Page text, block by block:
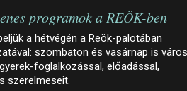
programok a REÖK-ben
a hétvégén a Reök-palotában
szombaton és vasárnap is
foglalkozással, előadással,
szerelmeseit.